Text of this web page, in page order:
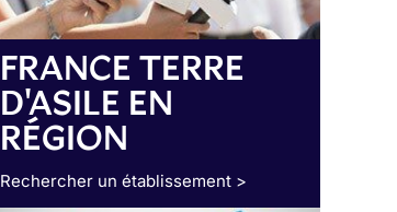
FRANCE TERRE
D'ASILE EN
RÉGION
Rechercher un établissement >